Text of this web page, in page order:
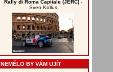
Rally di Roma Capitale (JERC)-
Sven Kollus
NEMĚLO BY VÁM UJÍT